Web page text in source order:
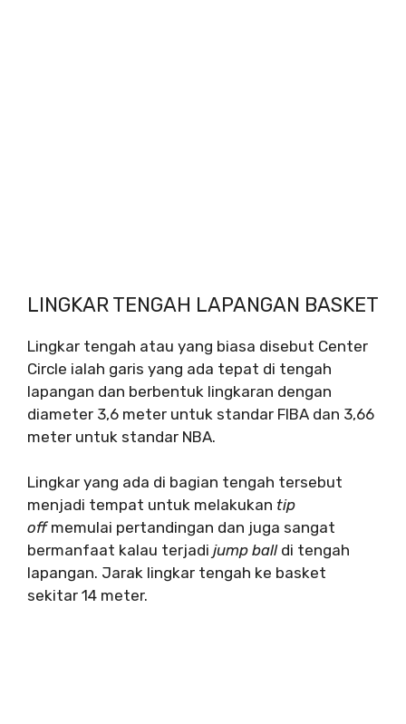
LINGKAR TENGAH LAPANGAN BASKET
Lingkar tengah atau yang biasa disebut Center
Circle ialah garis yang ada tepat di tengah
lapangan dan berbentuk lingkaran dengan
diameter 3,6 meter untuk standar FIBA dan 3,66
meter untuk standar NBA.
Lingkar yang ada di bagian tengah tersebut
menjadi tempat untuk melakukan tip
off memulai pertandingan dan juga sangat
bermanfaat kalau terjadi jump balldi tengah
lapangan. Jarak lingkar tengah ke basket
sekitar 14 meter.